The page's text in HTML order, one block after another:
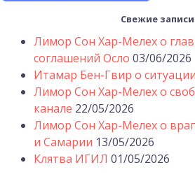
Свежие записи
Лимор Сон Хар-Мелех о
соглашений Осло 03/06/2026
Итамар Бен-Гвир о
Лимор Сон Хар-Мелех о
канале 22/05/2026
Лимор Сон Хар-Мелех о
и Самарии 13/05/2026
Клятва ИГИЛ 01/05/2026